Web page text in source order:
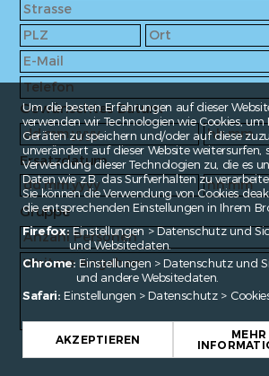
Gewünschtes Datum
Ersatzdatum
Gruppe
Um die besten Erfahrungen auf dieser
verwenden wir Technologien wie Cookies,
Geräten zu speichern und/oder auf diese
unverändert auf dieser Website weitersurfen,
Verwendung dieser Technologien zu, die es
Daten wie z.B. das Surfverhalten zu
Sie können die Verwendung von Cookies
die entsprechenden Einstellungen in Ihrem
Firefox:Einstellungen > Datenschutz und
und Websitedaten.
Chrome: Einstellungen > Datenschutz und
und andere Websitedaten.
Safari: Einstellungen > Datenschutz >
AKZEPTIEREN MEHR